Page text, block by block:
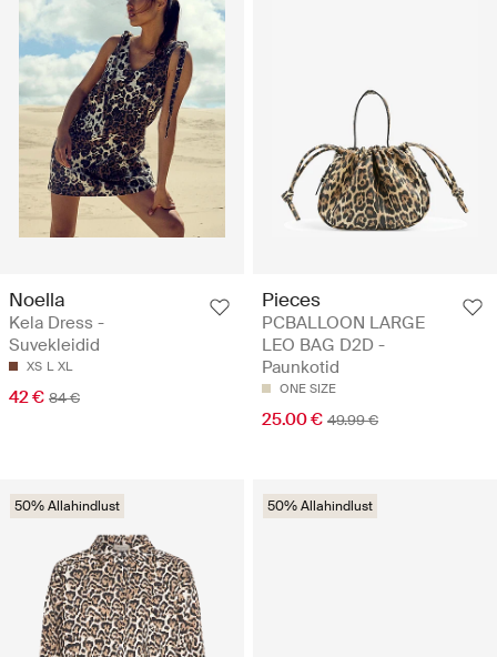
Noella
Kela Dress -
Suvekleidid
XS L XL
42 € 84 €
Pieces
PCBALLOON LARGE
LEO BAG D2D -
Paunkotid
ONE SIZE
25.00 € 49.99 €
50% Allahindlust 50% Allahindlust